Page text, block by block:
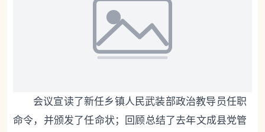
会议宣读了新任乡镇人民武装部政治教导员任职
命令，并颁发了任命状；回顾总结了去年文成县党管